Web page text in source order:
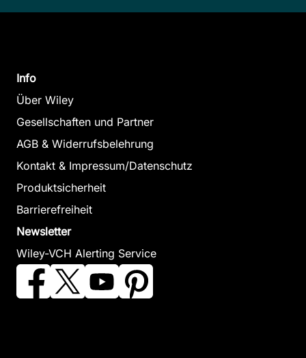
Info
Über Wiley
Gesellschaften und Partner
AGB & Widerrufsbelehrung
Kontakt & Impressum/Datenschutz
Produktsicherheit
Barrierefreiheit
Newsletter
Wiley-VCH Alerting Service